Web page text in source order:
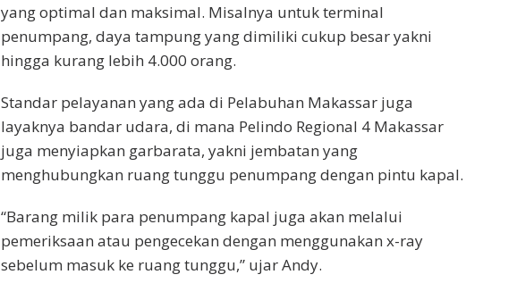
yang optimal dan maksimal. Misalnya untuk terminal
penumpang, daya tampung yang dimiliki cukup besar yakni
hingga kurang lebih 4.000 orang.
Standar pelayanan yang ada di Pelabuhan Makassar juga
layaknya bandar udara, di mana Pelindo Regional 4 Makassar
juga menyiapkan garbarata, yakni jembatan yang
menghubungkan ruang tunggu penumpang dengan pintu kapal.
“Barang milik para penumpang kapal juga akan melalui
pemeriksaan atau pengecekan dengan menggunakan x-ray
sebelum masuk ke ruang tunggu,” ujar Andy.